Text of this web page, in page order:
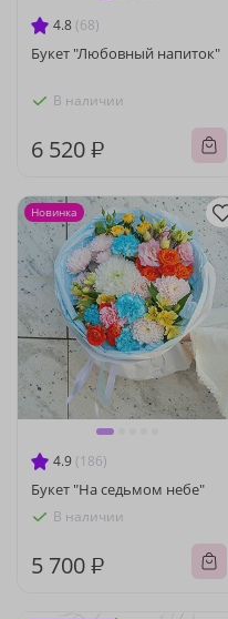
4.8 (68)
Букет "Любовный напиток"
В наличии
6 520 ₽
4.9 (186)
Букет "На седьмом небе"
В наличии
5 700 ₽
Новинка